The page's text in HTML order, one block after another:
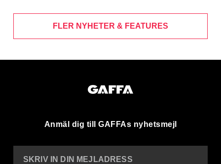
FLER NYHETER & FEATURES
Anmäl dig till GAFFAs nyhetsmejl
SKRIV IN DIN MEJLADRESS